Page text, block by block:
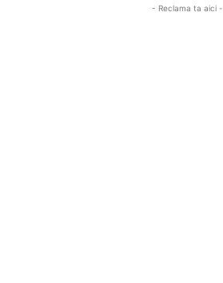
- Reclama ta aici -